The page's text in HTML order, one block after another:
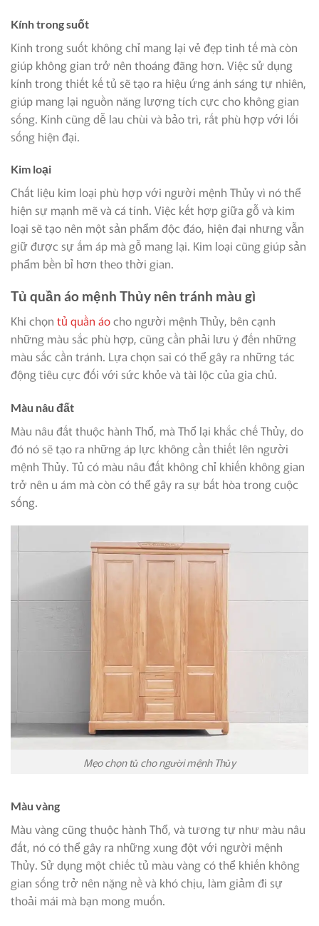
Kính trong suốt
Kính trong suốt không chỉ mang lại vẻ đẹp tinh tế mà còn
giúp không gian trở nên thoáng đãng hơn. Việc sử dụng
kính trong thiết kế tủ sẽ tạo ra hiệu ứng ánh sáng tự nhiên,
giúp mang lại nguồn năng lượng tích cực cho không gian
sống. Kính cũng dễ lau chùi và bảo trì, rất phù hợp với lối
sống hiện đại.
Kim loại
Chất liệu kim loại phù hợp với người mệnh Thủy vì nó thể
hiện sự mạnh mẽ và cá tính. Việc kết hợp giữa gỗ và kim
loại sẽ tạo nên một sản phẩm độc đáo, hiện đại nhưng vẫn
giữ được sự ấm áp mà gỗ mang lại. Kim loại cũng giúp sản
phẩm bền bỉ hơn theo thời gian.
Tủ quần áo mệnh Thủy nên tránh màu gì
Khi chọn tủ quần áocho người mệnh Thủy, bên cạnh
những màu sắc phù hợp, cũng cần phải lưu ý đến những
màu sắc cần tránh. Lựa chọn sai có thể gây ra những tác
động tiêu cực đối với sức khỏe và tài lộc của gia chủ.
Màu nâu đất
Màu nâu đất thuộc hành Thổ, mà Thổ lại khắc chế Thủy, do
đó nó sẽ tạo ra những áp lực không cần thiết lên người
mệnh Thủy. Tủ có màu nâu đất không chỉ khiến không gian
trở nên u ám mà còn có thể gây ra sự bất hòa trong cuộc
sống.
Mẹo chọn tủ cho người mệnh Thủy
Màu vàng
Màu vàng cũng thuộc hành Thổ, và tương tự như màu nâu
đất, nó có thể gây ra những xung đột với người mệnh
Thủy. Sử dụng một chiếc tủ màu vàng có thể khiến không
gian sống trở nên nặng nề và khó chịu, làm giảm đi sự
thoải mái mà bạn mong muốn.